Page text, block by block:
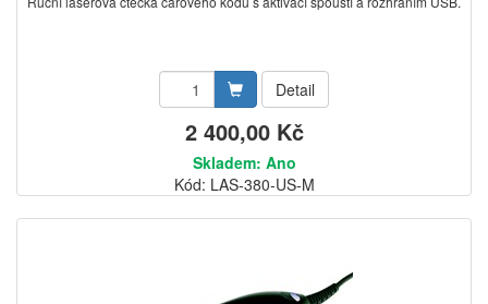
Detail
2 400,00 Kč
Skladem: Ano
Kód: LAS-380-US-M